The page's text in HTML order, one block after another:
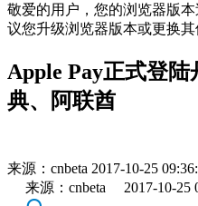
敬爱的用户，您的浏览器版
议您升级浏览器版本或更换其
Apple Pay正式登
典、阿联酋
来源： cnbeta 2017-10-25
来源：cnbeta 2017-10-25